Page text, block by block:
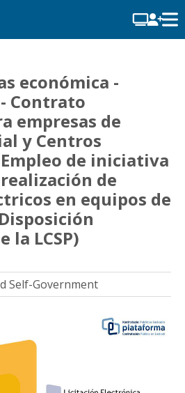
económica -
Contrato
empresas de
y Centros
de iniciativa
de
en equipos de
la LCSP)
Self-Government